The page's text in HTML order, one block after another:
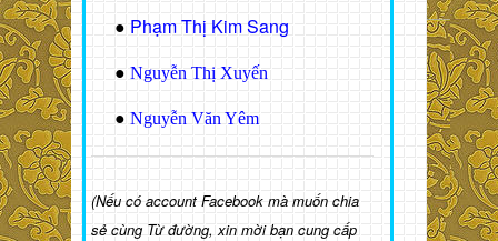
● Phạm Thị Kim Sang
● Nguyễn Thị Xuyến
● Nguyễn Văn Yêm
(Nếu có account Facebook mà muốn chia
sẻ cùng Từ đường, xin mời bạn cung cấp